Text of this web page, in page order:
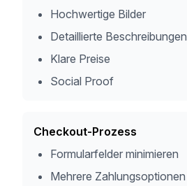
Hochwertige Bilder
Detaillierte Beschreibungen
Klare Preise
Social Proof
Checkout-Prozess
Formularfelder minimieren
Mehrere Zahlungsoptionen